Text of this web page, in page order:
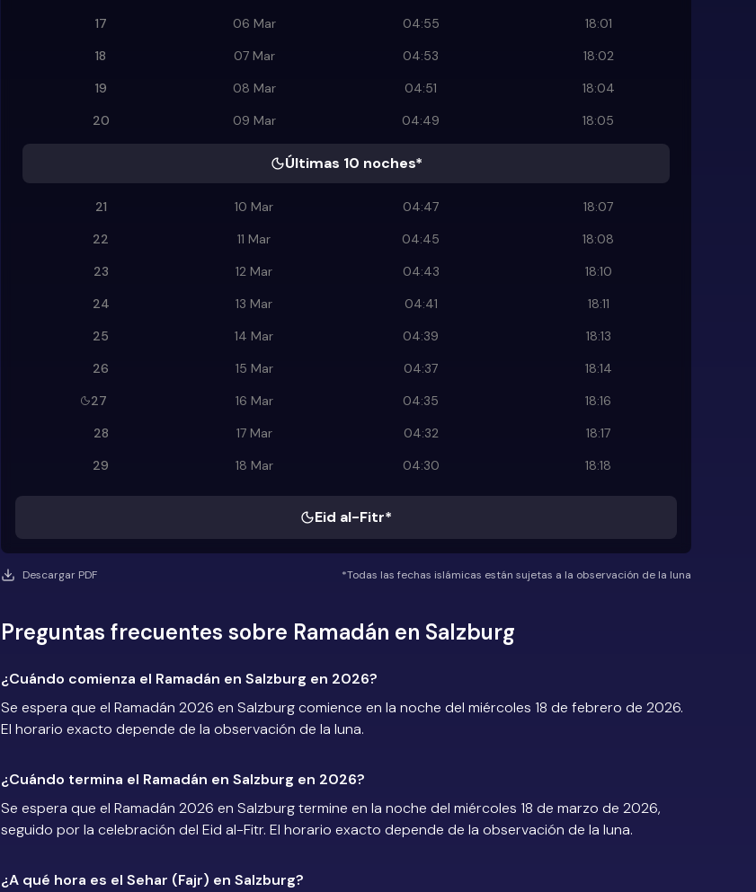
17
06 Mar 04:55
18:01
18
07 Mar 04:53
18:02
19
08 Mar 04:51
18:04
20
09 Mar 04:49 18:05
Últimas 10 noches*
21 10 Mar 04:47
18:07
22
11 Mar 04:45
18:08
23
12 Mar 04:43
18:10
24
13 Mar 04:41
18:11
25
14 Mar 04:39
18:13
26
15 Mar 04:37
18:14
27
16 Mar 04:35
18:16
28
17 Mar 04:32
18:17
29
18 Mar 04:30 18:18
Eid al-Fitr*
Descargar PDF *Todas las fechas islámicas están sujetas a la observación de la luna
Preguntas frecuentes sobre Ramadán en Salzburg
¿Cuándo comienza el Ramadán en Salzburg en 2026?
Se espera que el Ramadán 2026 en Salzburg comience en la noche del miércoles 18 de febrero de 2026.
El horario exacto depende de la observación de la luna.
¿Cuándo termina el Ramadán en Salzburg en 2026?
Se espera que el Ramadán 2026 en Salzburg termine en la noche del miércoles 18 de marzo de 2026,
seguido por la celebración del Eid al-Fitr. El horario exacto depende de la observación de la luna.
¿A qué hora es el Sehar (Fajr) en Salzburg?